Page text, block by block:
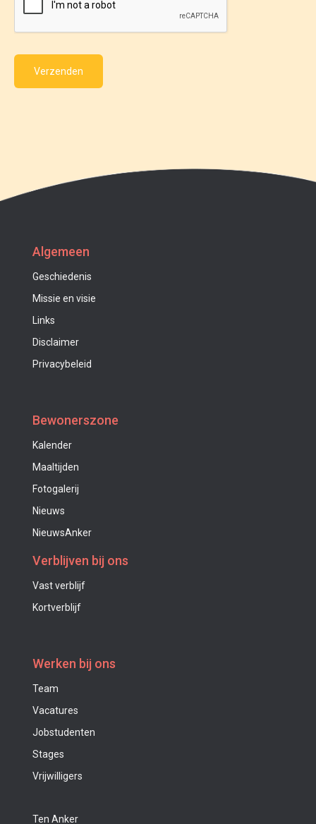
Algemeen
Geschiedenis
Missie en visie
Links
Disclaimer
Privacybeleid
Bewonerszone
Kalender
Maaltijden
Fotogalerij
Nieuws
NieuwsAnker
Verblijven bij ons
Vast verblijf
Kortverblijf
Werken bij ons
Team
Vacatures
Jobstudenten
Stages
Vrijwilligers
Ten Anker